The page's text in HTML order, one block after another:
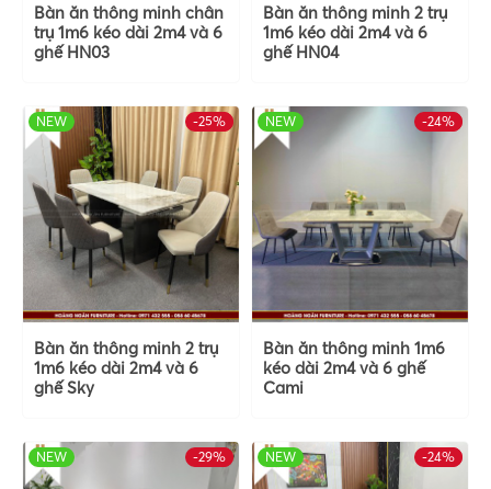
Bàn ăn thông minh chân
trụ 1m6 kéo dài 2m4 và 6
ghế HN03
Bàn ăn thông minh 2 trụ
1m6 kéo dài 2m4 và 6
ghế HN04
-25%
NEW HOT
Bàn ăn thông minh 2 trụ
1m6 kéo dài 2m4 và 6
ghế Sky
-24%
NEW HOT
Bàn ăn thông minh 1m6
kéo dài 2m4 và 6 ghế
Cami
-29%
NEW HOT -24%
NEW HOT